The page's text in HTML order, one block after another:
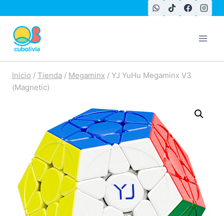
contenido
Inicio / Tienda / Megaminx / YJ YuHu Megaminx V3
(Magnetic)